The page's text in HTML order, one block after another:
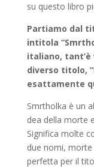
su questo libro
Partiamo dal
intitola
italiano,
diverso titolo,
esattamente
Smrtholka è un
dea della morte
Significa molte
due nomi,
perfetta per il